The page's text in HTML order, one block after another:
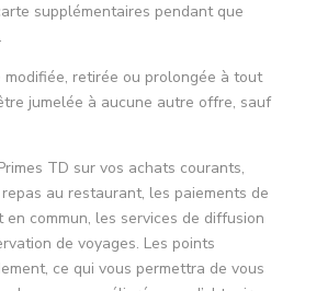
supplémentaires pendant que
retirée ou prolongée à tout
jumelée à aucune autre offre, sauf
TD sur vos achats courants,
repas au restaurant, les paiements de
commun, les services de diffusion
de voyages. Les points
ce qui vous permettra de vous